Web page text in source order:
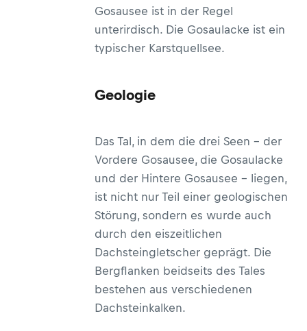
Gosausee ist in der Regel
unterirdisch. Die Gosaulacke ist ein
typischer Karstquellsee.
Geologie
Das Tal, in dem die drei Seen – der
Vordere Gosausee, die Gosaulacke
und der Hintere Gosausee – liegen,
ist nicht nur Teil einer geologischen
Störung, sondern es wurde auch
durch den eiszeitlichen
Dachsteingletscher geprägt. Die
Bergflanken beidseits des Tales
bestehen aus verschiedenen
Dachsteinkalken.